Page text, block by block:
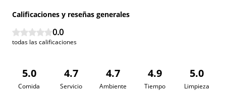
Calificaciones y reseñas generales
0.0
todas las calificaciones
5.0
Comida
4.7
Servicio
4.7
Ambiente
4.9
Tiempo
5.0
Limpieza